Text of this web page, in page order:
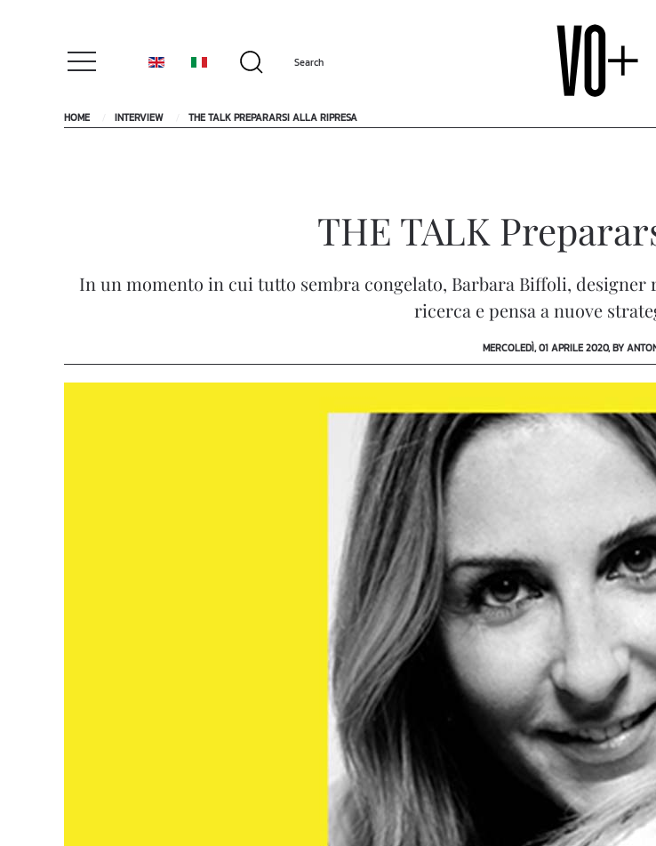
HOME INTERVIEW THE TALK PREPARARSI ALLA RIPRESA
THE TALK
In un momento in cui tutto sembra congelato, Barbara Biffoli,
ricerca e pensa a nuove
MERCOLEDÌ, 01 APRILE 2020, BY